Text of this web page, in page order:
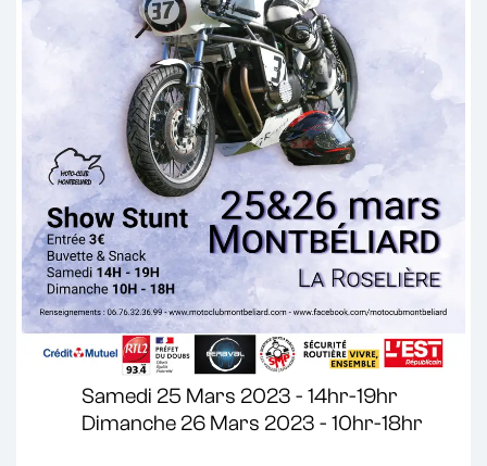
Samedi 25 Mars 2023 - 14hr-19hr
Dimanche 26 Mars 2023 - 10hr-18hr